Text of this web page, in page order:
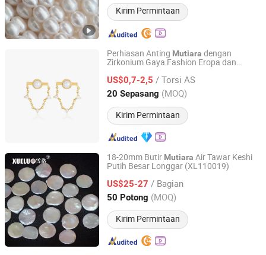
Kirim Permintaan
Perhiasan Anting Mutiara dengan
Zirkonium Gaya Fashion Eropa dan
US$0,7-2,5 / Torsi AS
20 Sepasang (MOQ)
Kirim Permintaan
YIWU JINYE IMPORT AND EXPORT CO., LTD
Zhejiang, China Harga mulai 2017
18-20mm Butir Mutiara Air Tawar Keshi
Putih Besar Longgar (XL110019)
US$25-27 / Bagian
50 Potong (MOQ)
Kirim Permintaan
Zhuji Xueluo Pearl Jewelry Co., Ltd.
Zhejiang, China Harga mulai 2013